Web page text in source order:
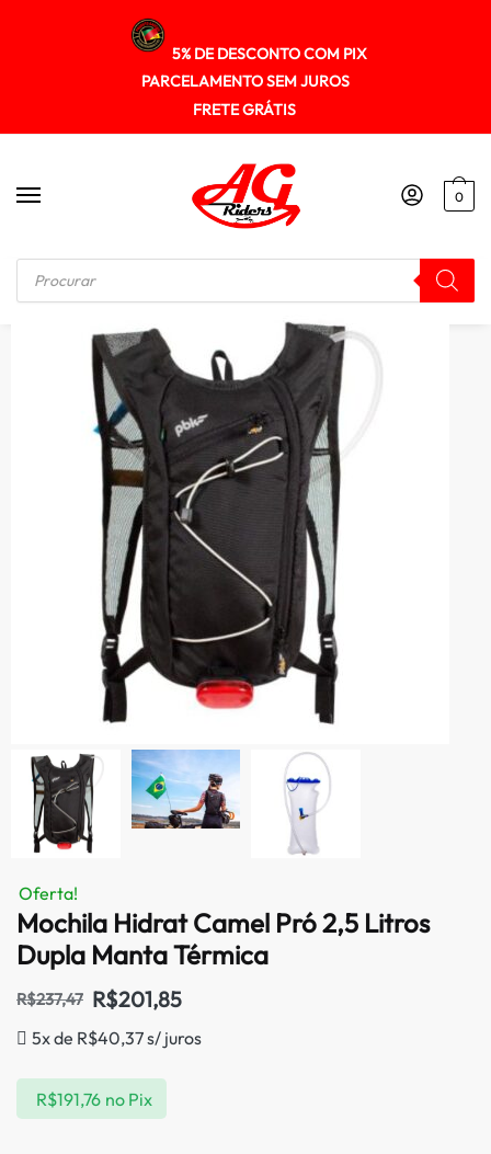
5% DE DESCONTO COM PIX
PARCELAMENTO SEM JUROS
FRETE GRÁTIS
0
Início / MOCHILA Mochila Hidrat Camel Pró 2,5 Litros Dupla Manta Térmica
Oferta!
Mochila Hidrat Camel Pró 2,5 Litros
Dupla Manta Térmica
R$237,47 R$201,85
5x de R$40,37s/ juros
R$191,76 no Pix